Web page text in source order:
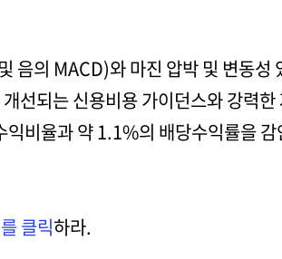
음의 MACD)와 마진 압박 및 변동성
선되는 신용비용 가이던스와 강력
비율과 약 1.1%의 배당수익률을
클릭하라.